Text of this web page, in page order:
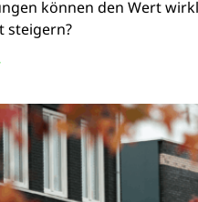
können den Wert
steigern?